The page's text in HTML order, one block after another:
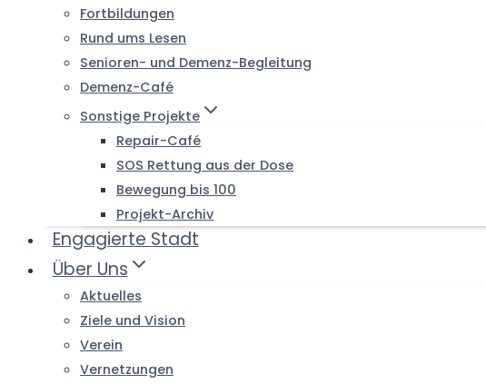
Fortbildungen
Rund ums Lesen
Senioren- und Demenz-Begleitung
Demenz-Café
Sonstige Projekte
Repair-Café
SOS Rettung aus der Dose
Bewegung bis 100
Projekt-Archiv
Engagierte Stadt
Über Uns
Aktuelles
Ziele und Vision
Verein
Vernetzungen